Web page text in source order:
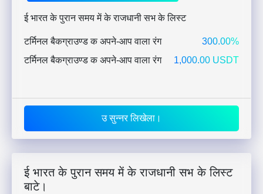
ई भारत के पुरान समय में के राजधानी सभ के लिस्ट
टर्मिनल बैकग्राउण्ड क अपने-आप वाला रंग
300.00%
टर्मिनल बैकग्राउण्ड क अपने-आप वाला रंग
1,000.00 USDT
उ सुन्नर लिखेला।
ई भारत के पुरान समय में के राजधानी सभ के लिस्ट
बाटे।